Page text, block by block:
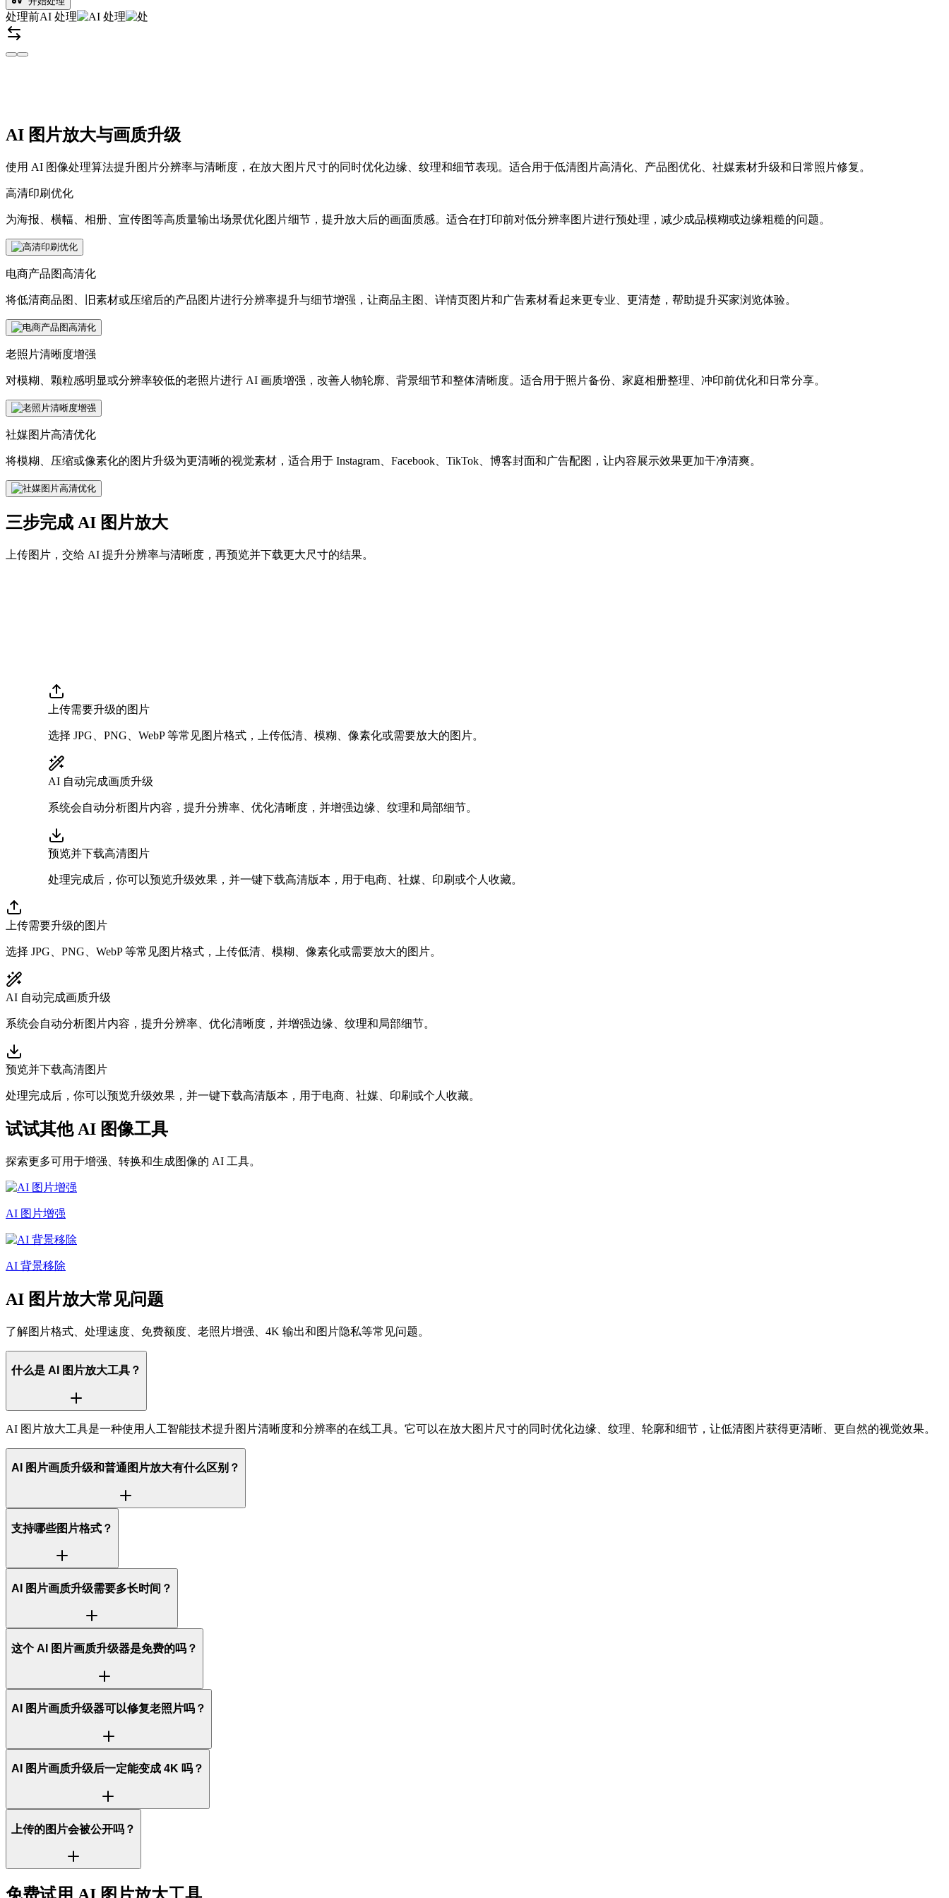
处理前AI 处理
AI 图片放大与画质升级
使用 AI 图像处理算法提升图片分辨率与清晰度，在放大图片尺寸的同时优化边缘、纹理和细节表现。适合用于低清图片高清化、产品图优化、社媒素材升级和日常照片修复。
高清印刷优化
为海报、横幅、相册、宣传图等高质量输出场景优化图片细节，提升放大后的画面质感。适合在打印前对低分辨率图片进行预处理，减少成品模糊或边缘粗糙的问题。
电商产品图高清化
将低清商品图、旧素材或压缩后的产品图片进行分辨率提升与细节增强，让商品主图、详情页图片和广告素材看起来更专业、更清楚，帮助提升买家浏览体验。
老照片清晰度增强
对模糊、颗粒感明显或分辨率较低的老照片进行 AI 画质增强，改善人物轮廓、背景细节和整体清晰度。适合用于照片备份、家庭相册整理、冲印前优化和日常分享。
社媒图片高清优化
将模糊、压缩或像素化的图片升级为更清晰的视觉素材，适合用于 Instagram、Facebook、TikTok、博客封面和广告配图，让内容展示效果更加干净清爽。
三步完成 AI 图片放大
上传图片，交给 AI 提升分辨率与清晰度，再预览并下载更大尺寸的结果。
上传需要升级的图片
选择 JPG、PNG、WebP 等常见图片格式，上传低清、模糊、像素化或需要放大的图片。
AI 自动完成画质升级
系统会自动分析图片内容，提升分辨率、优化清晰度，并增强边缘、纹理和局部细节。
预览并下载高清图片
处理完成后，你可以预览升级效果，并一键下载高清版本，用于电商、社媒、印刷或个人收藏。
上传需要升级的图片
选择 JPG、PNG、WebP 等常见图片格式，上传低清、模糊、像素化或需要放大的图片。
AI 自动完成画质升级
系统会自动分析图片内容，提升分辨率、优化清晰度，并增强边缘、纹理和局部细节。
预览并下载高清图片
处理完成后，你可以预览升级效果，并一键下载高清版本，用于电商、社媒、印刷或个人收藏。
试试其他 AI 图像工具
探索更多可用于增强、转换和生成图像的 AI 工具。
AI 图片增强
AI 背景移除
AI 图片放大常见问题
了解图片格式、处理速度、免费额度、老照片增强、4K 输出和图片隐私等常见问题。
什么是 AI 图片放大工具？
AI 图片放大工具是一种使用人工智能技术提升图片清晰度和分辨率的在线工具。它可以在放大图片尺寸的同时优化边缘、纹理、轮廓和细节，让低清图片获得更清晰、更自然的视觉效果。
AI 图片画质升级和普通图片放大有什么区别？
支持哪些图片格式？
AI 图片画质升级需要多长时间？
这个 AI 图片画质升级器是免费的吗？
AI 图片画质升级器可以修复老照片吗？
AI 图片画质升级后一定能变成 4K 吗？
上传的图片会被公开吗？